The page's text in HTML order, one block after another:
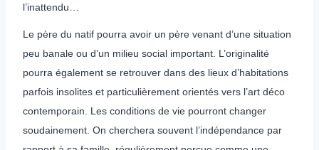
l’inattendu…
Le père du natif pourra avoir un père venant d’une situation
peu banale ou d’un milieu social important. L’originalité
pourra également se retrouver dans des lieux d’habitations
parfois insolites et particulièrement orientés vers l’art déco
contemporain. Les conditions de vie pourront changer
soudainement. On cherchera souvent l’indépendance par